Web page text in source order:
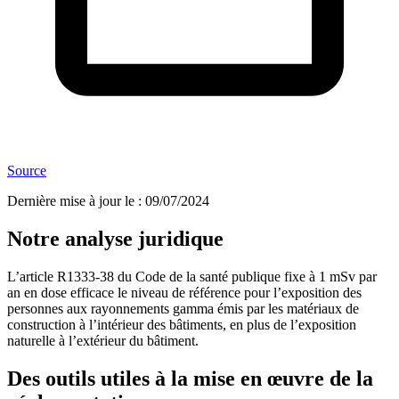
Source
Dernière mise à jour le : 09/07/2024
Notre analyse juridique
L’article R1333-38 du Code de la santé publique fixe à 1 mSv par
an en dose efficace le niveau de référence pour l’exposition des
personnes aux rayonnements gamma émis par les matériaux de
construction à l’intérieur des bâtiments, en plus de l’exposition
naturelle à l’extérieur du bâtiment.
Des outils utiles à la mise en œuvre de la